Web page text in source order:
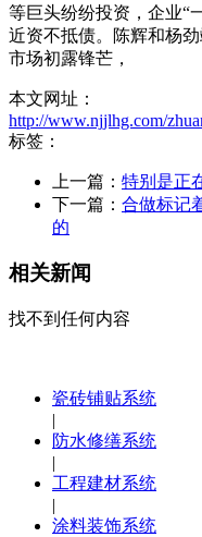
等巨头纷纷投资，企业“
近资不抵债。陈辉和杨
市场初露锋芒，
本文网址：
http://www.njjlhg.com/
标签：
上一篇： 特别是正
下一篇： 合做标记
的
相关新闻
找不到任何内容
瓷砖铺贴系统
|
防水修缮系统
|
工程建材系统
|
涂料装饰系统